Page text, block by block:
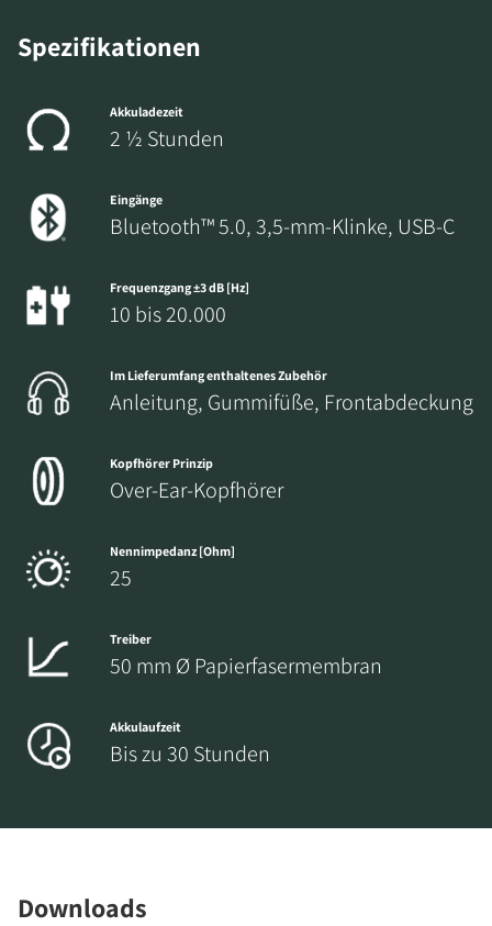
Spezifikationen
Akkuladezeit
2 ½ Stunden
Eingänge
Bluetooth™ 5.0, 3,5-mm-Klinke, USB-C
Frequenzgang ±3 dB [Hz]
10 bis 20.000
Im Lieferumfang enthaltenes Zubehör
Anleitung, Gummifüße, Frontabdeckung
Kopfhörer Prinzip
Over-Ear-Kopfhörer
Nennimpedanz [Ohm]
25
Treiber
50 mm Ø Papierfasermembran
Akkulaufzeit
Bis zu 30 Stunden
Downloads
Füllen Sie das Formular aus, um sofortigen
auf der Website zu erhalten.